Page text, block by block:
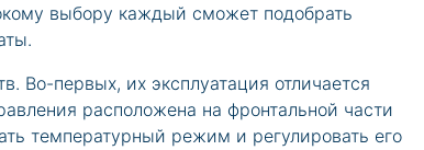
выбору каждый сможет подобрать
Во-первых, их эксплуатация отличается
расположена на фронтальной части
температурный режим и регулировать его